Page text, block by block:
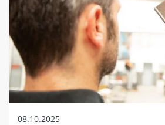
08.10.2025